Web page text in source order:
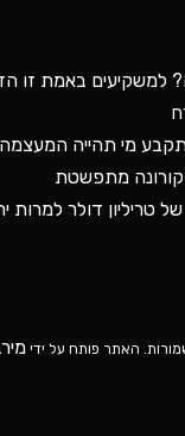
האתר פותח על ידי